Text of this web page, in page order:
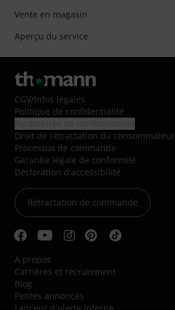
Vente en magasin
Aperçu du service
CGV/Infos légales
Politique de confidentialité
Droit de rétractation du consommateur
Processus de commande
Garantie légale de conformité
Déclaration d'accessibilité
Rétractation de commande
A propos
Carrières et recrutement
Blog
Petites annonces